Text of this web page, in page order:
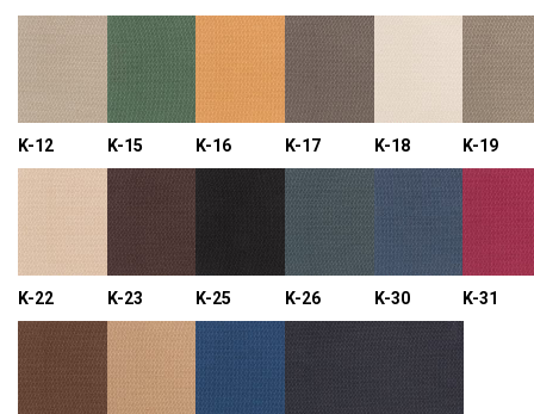
K-12 K-15 K-16 K-17 K-18 K-19
K-22 K-23 K-25 K-26 K-30 K-31